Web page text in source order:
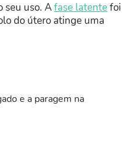
seu uso. Afase latentefoi
do útero atinge uma
e a paragem na